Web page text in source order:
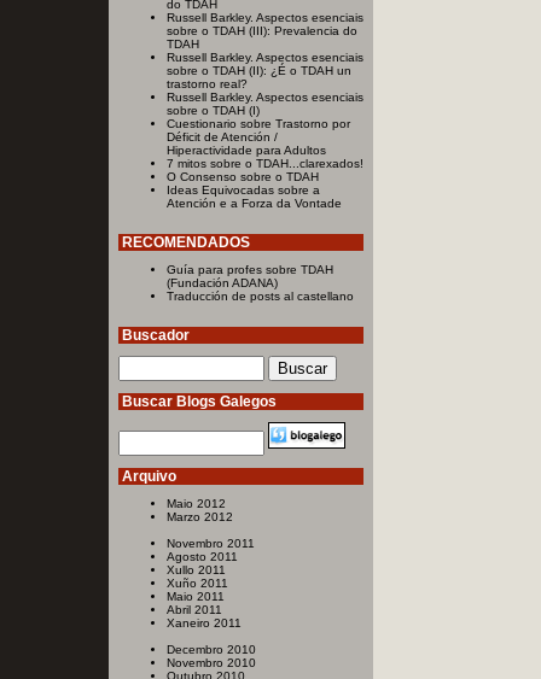
do TDAH
Russell Barkley. Aspectos esenciais
sobre o TDAH (III): Prevalencia do
TDAH
Russell Barkley. Aspectos esenciais
sobre o TDAH (II): ¿É o TDAH un
trastorno real?
Russell Barkley. Aspectos esenciais
sobre o TDAH (I)
Cuestionario sobre Trastorno por
Déficit de Atención /
Hiperactividade para Adultos
7 mitos sobre o TDAH...clarexados!
O Consenso sobre o TDAH
Ideas Equivocadas sobre a
Atención e a Forza da Vontade
RECOMENDADOS
Guía para profes sobre TDAH
(Fundación ADANA)
Traducción de posts al castellano
Buscador
Buscar Blogs Galegos
Arquivo
Maio 2012
Marzo 2012
Novembro 2011
Agosto 2011
Xullo 2011
Xuño 2011
Maio 2011
Abril 2011
Xaneiro 2011
Decembro 2010
Novembro 2010
Outubro 2010